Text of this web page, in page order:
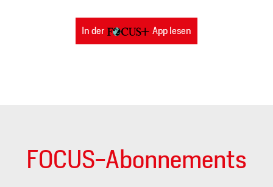
In der App lesen
FOCUS-Abonnements